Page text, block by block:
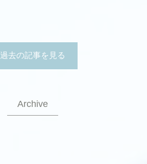
過去の記事を見る
Archive